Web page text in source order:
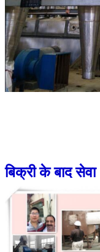
बिक्री के बाद सेवा